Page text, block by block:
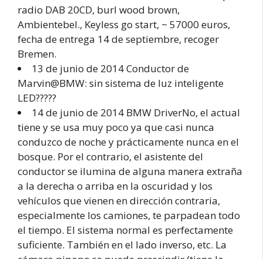
radio DAB 20CD, burl wood brown,
Ambientebel., Keyless go start, ~ 57000 euros,
fecha de entrega 14 de septiembre, recoger
Bremen.
13 de junio de 2014 Conductor de
Marvin@BMW: sin sistema de luz inteligente
LED?????
14 de junio de 2014 BMW DriverNo, el actual
tiene y se usa muy poco ya que casi nunca
conduzco de noche y prácticamente nunca en el
bosque. Por el contrario, el asistente del
conductor se ilumina de alguna manera extraña
a la derecha o arriba en la oscuridad y los
vehículos que vienen en dirección contraria,
especialmente los camiones, te parpadean todo
el tiempo. El sistema normal es perfectamente
suficiente. También en el lado inverso, etc. La